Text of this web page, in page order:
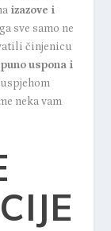
izazove i
sve samo ne
činjenicu
uspona i
neka vam